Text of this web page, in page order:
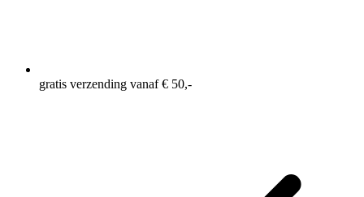
gratis verzending vanaf € 50,-